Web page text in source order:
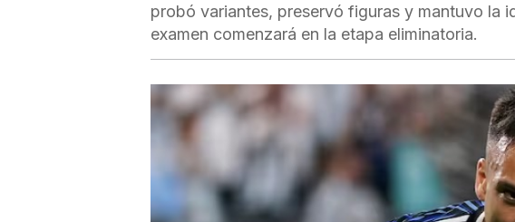
probó variantes, preservó figuras y mantuvo la
examen comenzará en la etapa eliminatoria.